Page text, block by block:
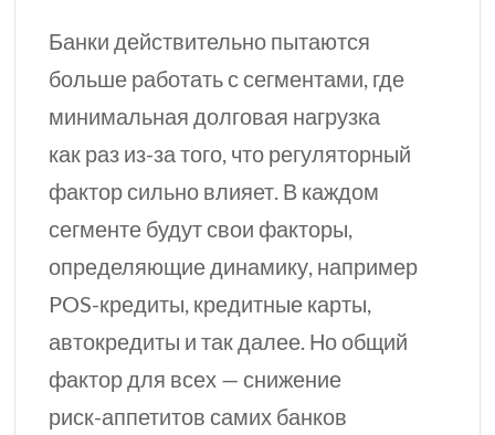
Банки действительно пытаются
больше работать с сегментами, где
минимальная долговая нагрузка
как раз из-затого, что регуляторный
фактор сильно влияет. В каждом
сегменте будут свои факторы,
определяющие динамику, например
POS-кредиты, кредитные карты,
автокредиты и так далее. Но общий
фактор для всех — снижение
риск-аппетитов самих банков